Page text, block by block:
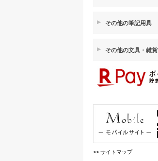
その他の筆記用具
その他の文具・雑貨
>> サイトマップ